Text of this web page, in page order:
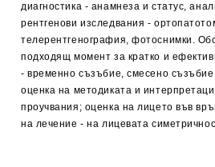
диагностика - анамнеза и статус,
рентгенови изследвания -
телерентгенография, фотоснимки.
подходящ момент за кратко и
- временно съзъбие, смесено
оценка на методиката и
проучвания; оценка на лицето във
на лечение - на лицевата